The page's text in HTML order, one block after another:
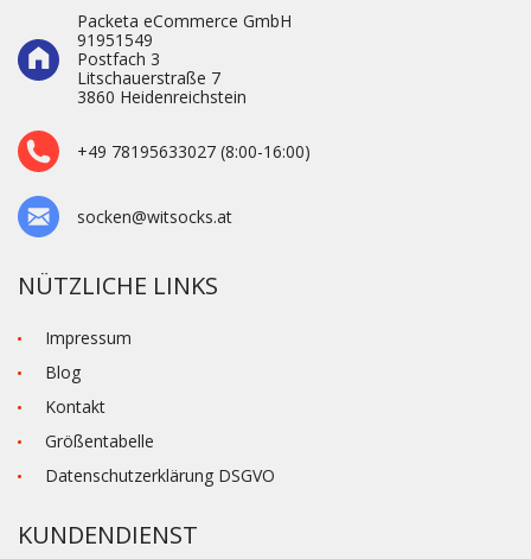
Packeta eCommerce GmbH
91951549
Postfach 3
Litschauerstraße 7
3860 Heidenre­ichstein
+49 78195633027 (8:00-16:00)
socken@witsocks.at
NÜTZLICHE LINKS
Impressum
Blog
Kontakt
Größentabelle
Datenschutzerklärung DSGVO
KUNDENDIENST